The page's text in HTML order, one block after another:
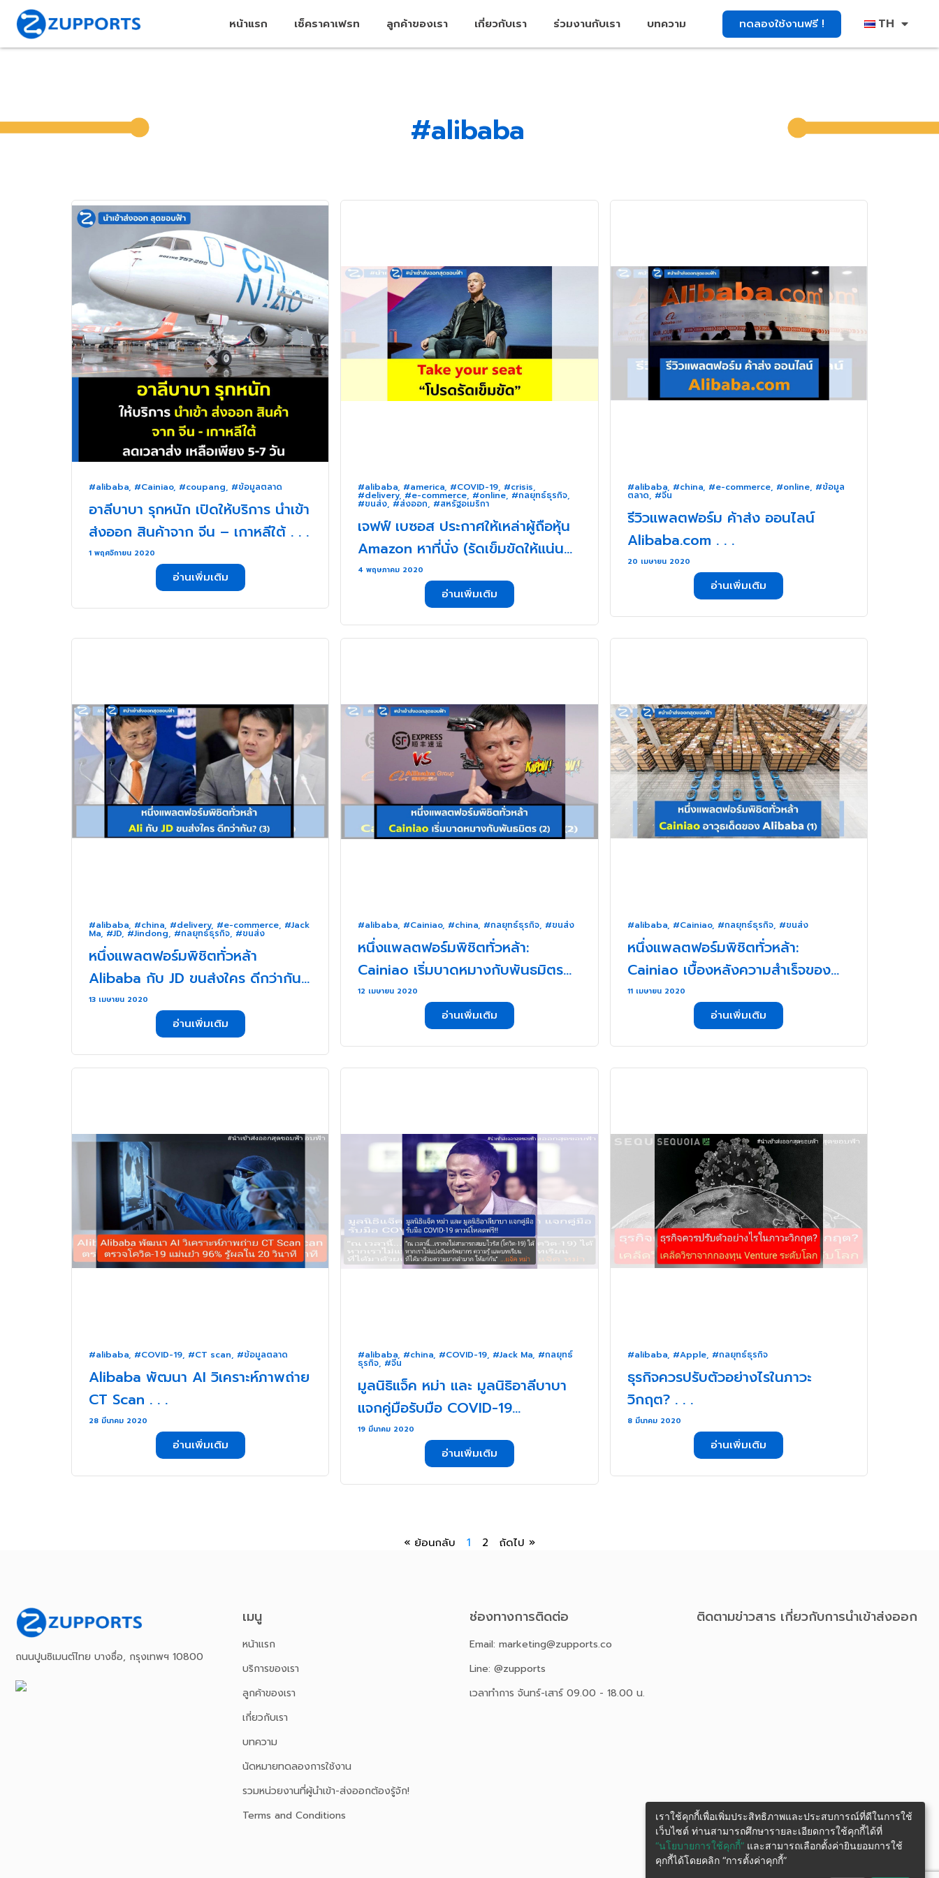
หน้าแรก เช็คราคาเฟรท ลูกค้าของเรา เกี่ยวกับเรา ร่วมงานกับเรา บทความ ทดลองใช้งานฟรี ! TH
#alibaba
#alibaba, #Cainiao, #coupang, #ข้อมูลตลาด
อาลีบาบา รุกหนัก เปิดให้บริการ นำเข้า
ส่งออก สินค้าจาก จีน – เกาหลีใต้ . . .
1 พฤศจิกายน 2020
อ่านเพิ่มเติม
#alibaba, #america, #COVID-19, #crisis,
#delivery, #e-commerce, #online, #กลยุทธ์ธุรกิจ,
#ขนส่ง, #ส่งออก, #สหรัฐอเมริกา
เจฟฟ์ เบซอส ประกาศให้เหล่าผู้ถือหุ้น
Amazon หาที่นั่ง (รัดเข็มขัดให้แน่นๆ)
เพราะ เจฟฟ์ แกคิดใหญ่ไม่คิดเล็ก . . .
4 พฤษภาคม 2020
อ่านเพิ่มเติม
#alibaba, #china, #e-commerce, #online, #ข้อมูล
ตลาด, #จีน
รีวิวแพลตฟอร์ม ค้าส่ง ออนไลน์
Alibaba.com . . .
20 เมษายน 2020
อ่านเพิ่มเติม
#alibaba, #china, #delivery, #e-commerce, #Jack
Ma, #JD, #Jindong, #กลยุทธ์ธุรกิจ, #ขนส่ง
หนึ่งแพลตฟอร์มพิชิตทั่วหล้า
Alibaba กับ JD ขนส่งใคร ดีกว่ากัน?
(3) . . .
13 เมษายน 2020
อ่านเพิ่มเติม
#alibaba, #Cainiao, #china, #กลยุทธ์ธุรกิจ, #ขนส่ง
หนึ่งแพลตฟอร์มพิชิตทั่วหล้า:
Cainiao เริ่มบาดหมางกับพันธมิตร
(2) . . .
12 เมษายน 2020
อ่านเพิ่มเติม
#alibaba, #Cainiao, #กลยุทธ์ธุรกิจ, #ขนส่ง
หนึ่งแพลตฟอร์มพิชิตทั่วหล้า:
Cainiao เบื้องหลังความสำเร็จของ
Alibaba (1) . . .
11 เมษายน 2020
อ่านเพิ่มเติม
#alibaba, #COVID-19, #CT scan, #ข้อมูลตลาด
Alibaba พัฒนา AI วิเคราะห์ภาพถ่าย
CT Scan . . .
28 มีนาคม 2020
อ่านเพิ่มเติม
#alibaba, #china, #COVID-19, #Jack Ma, #กลยุทธ์
ธุรกิจ, #จีน
มูลนิธิแจ็ค หม่า และ มูลนิธิอาลีบาบา
แจกคู่มือรับมือ COVID-19
ดาวน์โหลดฟรี!! . . .
19 มีนาคม 2020
อ่านเพิ่มเติม
#alibaba, #Apple, #กลยุทธ์ธุรกิจ
ธุรกิจควรปรับตัวอย่างไรในภาวะ
วิกฤต? . . .
8 มีนาคม 2020
อ่านเพิ่มเติม
« ย้อนกลับ 1 2 ถัดไป »
ถนนปูนซิเมนต์ไทย บางซื่อ, กรุงเทพฯ 10800
เมนู
หน้าเเรก
บริการของเรา
ลูกค้าของเรา
เกี่ยวกับเรา
บทความ
นัดหมายทดลองการใช้งาน
รวมหน่วยงานที่ผู้นำเข้า-ส่งออกต้องรู้จัก!
Terms and Conditions
ช่องทางการติดต่อ
Email: marketing@zupports.co
Line: @zupports
เวลาทำการ จันทร์-เสาร์ 09.00 - 18.00 น.
ติดตามข่าวสาร เกี่ยวกับการนําเข้าส่งออก
เราใช้คุกกี้เพื่อเพิ่มประสิทธิภาพและประสบการณ์ที่ดีในการใช้
เว็บไซต์ ท่านสามารถศึกษารายละเอียดการใช้คุกกี้ได้ที่
“นโยบายการใช้คุกกี้” และสามารถเลือกตั้งค่ายินยอมการใช้
คุกกี้ได้โดยคลิก “การตั้งค่าคุกกี้”